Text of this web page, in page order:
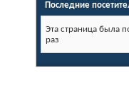
Последние
Эта страница была
раз